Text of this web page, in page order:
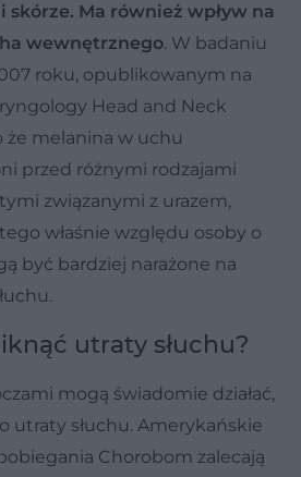
skórze. Ma również wpływ na
wewnętrznego. W badaniu
roku, opublikowanym na
Head and Neck
że melanina w uchu
przed różnymi rodzajami
związanymi z urazem,
właśnie względu osoby o
być bardziej narażone na
utraty słuchu?
mogą świadomie działać,
utraty słuchu. Amerykańskie
Chorobom zalecają